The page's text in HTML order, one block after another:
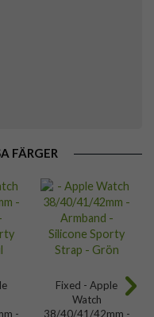
FÄRGER
-
Fixed - Apple
Watch
38/40/41/42mm -